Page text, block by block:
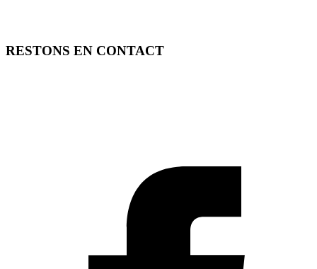
RESTONS EN CONTACT